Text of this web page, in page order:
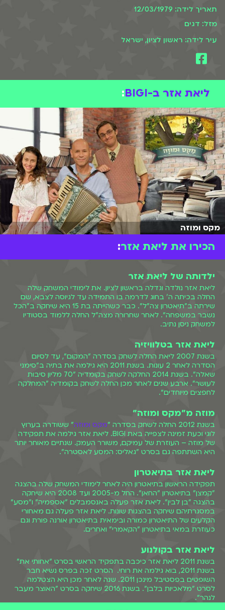
תאריך לידה: 12/03/1979
מזל: דגים
עיר לידה: ראשון לציון, ישראל
ליאת אזר ב-BIGI :
מקס ומוזה
הכירו את ליאת אזר:
ילדותה של ליאת אזר
ליאת אזר נולדה וגדלה בראשון לציון. את לימודי המשחק שלה
החלה בכיתה ה' בחוג לדרמה בו התמידה עד לגיוסה לצבא, שם
שירתה ב"תיאטרון צה"ל". כבר כשהייתה בת 15 היא שיחקה ב"הכל
נשבר במשפחה". לאחר שחרורה מצה"ל החלה ללמוד בסטודיו
למשחק ניסן נתיב.
ליאת אזר בטלוויזיה
בשנת 2007 ליאת החלה לשחק בסדרה "המקום", עד לסיום
הסדרה לאחר 2 עונות. בשנת 2011 היא גילמה את בתיה ב"סימני
שאלה". בשנת 2014 החלקה לשחק בקומדיה "70 מליון סיבות
לעושר". ארבע שנים לאחר מכן החלה לשחק בקומדיה "המחלקה
לחפצים מיוחדים".
מוזה מ״מקס ומוזה״
בשנת 2012 החלה לשחק בסדרה " מקס ומוזה" ששודרה בערוץ
לוגי וכעת זמינה לצפייה באת BIGI. ליאת אזר גילמה את תפקידה
של מוזה – העוזרת של עמיקם, משורר העמק. שנתיים מאוחר יותר
היא השתתפה גם בסרט "גאליס: המסע לאסטרה".
ליאת אזר בתיאטרון
תפקידה הראשון בתיאטרון היה לאחר לימודי המשחק שלה בהצגה
"קמצן" בתיאטרון "החאן". החל מ-2005 ועד 2008 היא שיחקה
בהצגה "בן לבין". ליאת אזר פעלה באנסמבלים "אספמיה" ו"מסע"
במסגרתיהם שיחקה בהצגות שונות. ליאת אזר פעלה גם מאחורי
הקלעים של התיאטרון כמורה ובימאית בתיאטרון אורנה פורת וגם
כעוזרת במאי בתיאטרון "הקאמרי" ואחרים.
ליאת אזר בקולנוע
בשנת 2011 ליאת אזר כיכבה בתפקיד הראשי בסרט "אחותי את"
בשנת 2011, בוא גילמה את רוחי. הסרט זכה בפרס נשיא חבר
השופטים בפסטיבל מינכן 2011. שנה לאחר מכן היא הצטלמה
לסרט "מלאכיות בלבן". בשנת 2016 שיחקה בסרט "האוצר מעבר
לנהר".